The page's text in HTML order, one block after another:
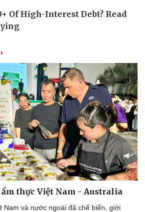
Ô tô - Xe máy
Ô tô
Xe máy
Tư vấn
thực Việt Nam - Australia
Nam và nước ngoài đã chế biến, giới